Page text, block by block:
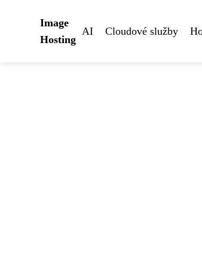
Image
Hosting
AI Cloudové služby